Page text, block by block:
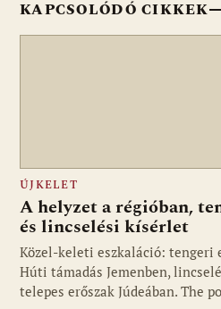
KAPCSOLÓDÓ CIKKEK
ÚJKELET
A helyzet a régióban,
és lincselési kísérlet
Közel-keleti eszkaláció: tengeri
Húti támadás Jemenben,
telepes erőszak Júdeában. The